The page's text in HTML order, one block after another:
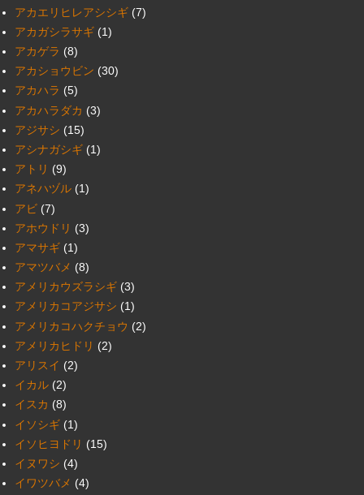
アカエリヒレアシシギ (7)
アカガシラサギ (1)
アカゲラ (8)
アカショウビン (30)
アカハラ (5)
アカハラダカ (3)
アジサシ (15)
アシナガシギ (1)
アトリ (9)
アネハヅル (1)
アビ (7)
アホウドリ (3)
アマサギ (1)
アマツバメ (8)
アメリカウズラシギ (3)
アメリカコアジサシ (1)
アメリカコハクチョウ (2)
アメリカヒドリ (2)
アリスイ (2)
イカル (2)
イスカ (8)
イソシギ (1)
イソヒヨドリ (15)
イヌワシ (4)
イワツバメ (4)